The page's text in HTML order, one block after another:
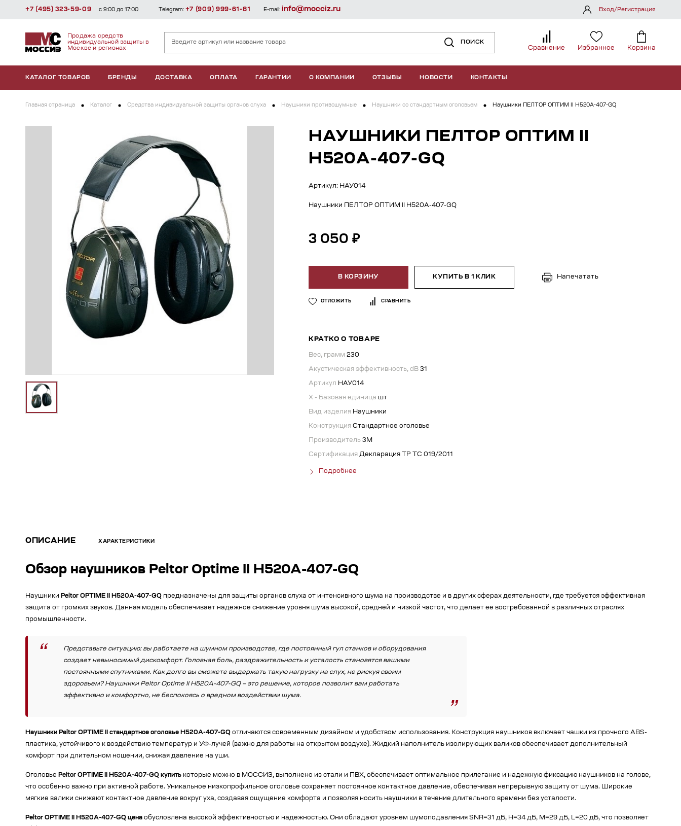
Продажа средств
индивидуальной защиты в
Москве и регионах
ПОИСК
Сравнение Избранное Корзина
КАТАЛОГ ТОВАРОВ БРЕНДЫ ДОСТАВКА ОПЛАТА ГАРАНТИИ О КОМПАНИИ ОТЗЫВЫ НОВОСТИ КОНТАКТЫ
+7 (495) 323-59-09 с 9:00 до 17:00 Telegram: +7 (909) 999-61-81 E-mail: info@mocciz.ru Вход/Регистрация
Главная страница Каталог Средства индивидуальной защиты органов слуха Наушники противошумные Наушники со стандартным оголовьем Наушники ПЕЛТОР ОПТИМ II H520A-407-GQ
НАУШНИКИ ПЕЛТОР ОПТИМ II
H520A-407-GQ
Артикул: НАУ014
Наушники ПЕЛТОР ОПТИМ II H520A-407-GQ
3 050 ₽
В КОРЗИНУ КУПИТЬ В 1 КЛИК Напечатать
ОТЛОЖИТЬ СРАВНИТЬ
КРАТКО О ТОВАРЕ
Вес, грамм 230
Акустическая эффективность, dB 31
Артикул НАУ014
X - Базовая единица шт
Вид изделия Наушники
Конструкция Стандартное оголовье
Производитель 3М
Сертификация Декларация ТР ТС 019/2011
Подробнее
ОПИСАНИЕ ХАРАКТЕРИСТИКИ
Обзор наушников Peltor Optime II H520A-407-GQ
Наушники Peltor OPTIME II H520A-407-GQ предназначены для защиты органов слуха от интенсивного шума на производстве и в других сферах деятельности, где требуется эффективная
защита от громких звуков. Данная модель обеспечивает надежное снижение уровня шума высокой, средней и низкой частот, что делает ее востребованной в различных отраслях
промышленности.
Представьте ситуацию: вы работаете на шумном производстве, где постоянный гул станков и оборудования
создает невыносимый дискомфорт. Головная боль, раздражительность и усталость становятся вашими
постоянными спутниками. Как долго вы сможете выдержать такую нагрузку на слух, не рискуя своим
здоровьем? Наушники Peltor Optime II H520A-407-GQ – это решение, которое позволит вам работать
эффективно и комфортно, не беспокоясь о вредном воздействии шума.
Наушники Peltor OPTIME II стандартное оголовье H520A-407-GQ отличаются современным дизайном и удобством использования. Конструкция наушников включает чашки из прочного ABS-
пластика, устойчивого к воздействию температур и УФ-лучей (важно для работы на открытом воздухе). Жидкий наполнитель изолирующих валиков обеспечивает дополнительный
комфорт при длительном ношении, снижая давление на уши.
Оголовье Peltor OPTIME II H520A-407-GQ купить которые можно в МОССИЗ, выполнено из стали и ПВХ, обеспечивает оптимальное прилегание и надежную фиксацию наушников на голове,
что особенно важно при активной работе. Уникальное низкопрофильное оголовье сохраняет постоянное контактное давление, обеспечивая непрерывную защиту от шума. Широкие
мягкие валики снижают контактное давление вокруг уха, создавая ощущение комфорта и позволяя носить наушники в течение длительного времени без усталости.
Peltor OPTIME II H520A-407-GQ цена обусловлена высокой эффективностью и надежностью. Они обладают уровнем шумоподавления SNR=31 дБ, H=34 дБ, M=29 дБ, L=20 дБ, что позволяет